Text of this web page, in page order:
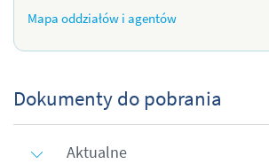
Mapa oddziałów i agentów
Dokumenty do pobrania
Aktualne